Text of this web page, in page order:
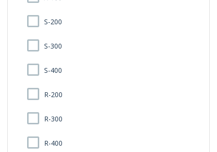
S-200
S-300
S-400
R-200
R-300
R-400